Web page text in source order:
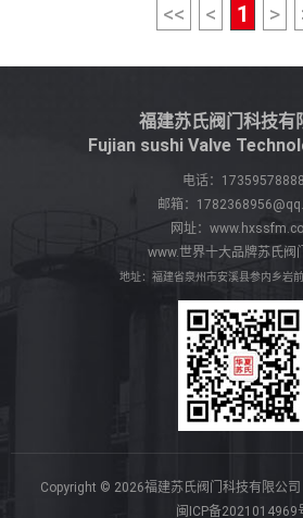
<< < 1 >
福建苏氏阀门科技有
Fujian sushi Valve
电话：
17359578888
邮箱：
网址：
www.世界十大品牌苏氏阀
地址：福建省泉州市安溪县参内乡岩
Copyright © 2026福建苏氏阀门科技有限公司
闽ICP备2021014969